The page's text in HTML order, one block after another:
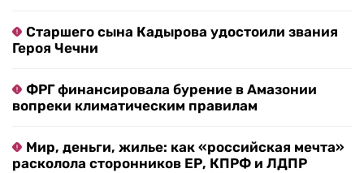
Старшего сына Кадырова удостоили звания
Героя Чечни
ФРГ финансировала бурение в Амазонии
вопреки климатическим правилам
Мир, деньги, жилье: как «российская мечта»
расколола сторонников ЕР, КПРФ и ЛДПР